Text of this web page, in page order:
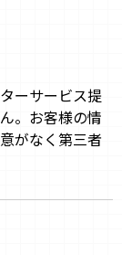
ーサービス提
。お客様の情
がなく第三者